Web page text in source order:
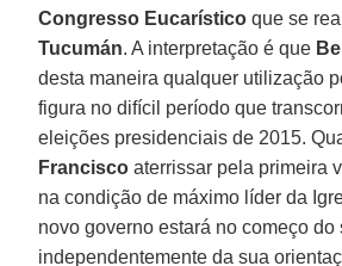
Congresso Eucarístico que se
Tucumán. A interpretação é que
desta maneira qualquer utilização
figura no difícil período que
eleições presidenciais de 2015.
Francisco aterrissar pela primeira
na condição de máximo líder da
novo governo estará no começo do
independentemente da sua